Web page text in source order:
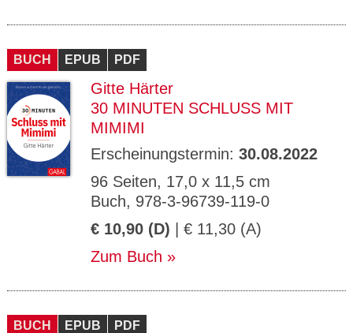
BUCH EPUB PDF
Gitte Härter
30 MINUTEN SCHLUSS MIT
MIMIMI
Erscheinungstermin: 30.08.2022
96 Seiten, 17,0 x 11,5 cm
Buch, 978-3-96739-119-0
€ 10,90 (D) | € 11,30 (A)
Zum Buch
BUCH EPUB PDF